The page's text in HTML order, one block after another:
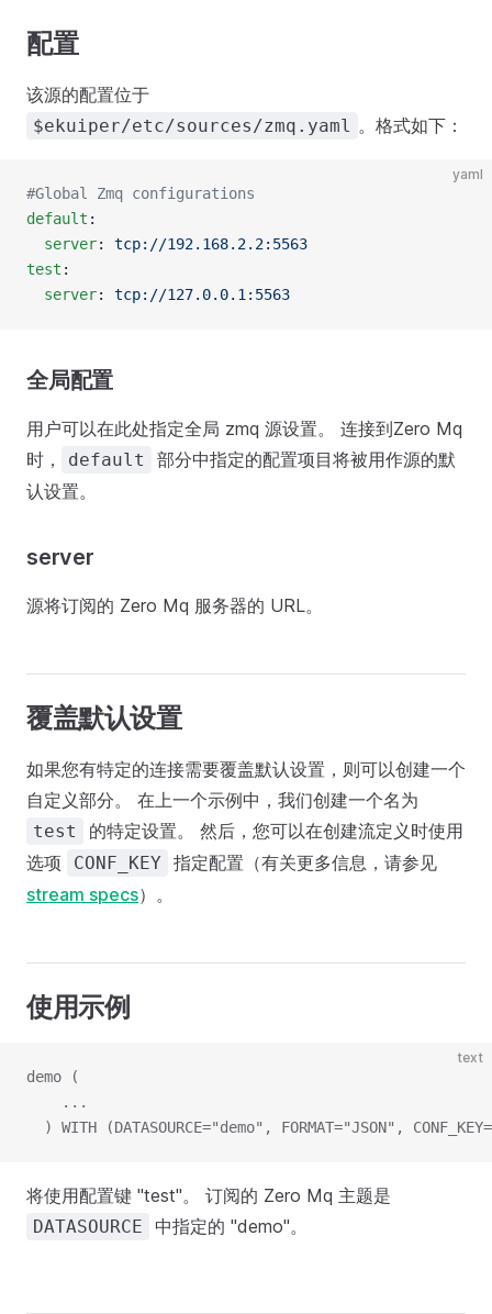
配置
该源的配置位于
$ekuiper/etc/sources/zmq.yaml 。格式如下：
yaml
#Global Zmq configurations
default :
  server
: tcp://192.168.2.2:5563
test :
  server
: tcp://127.0.0.1:5563
全局配置
用户可以在此处指定全局 zmq 源设置。 连接到Zero Mq
时，
default
部分中指定的配置项目将被用作源的默
认设置。
server
源将订阅的 Zero Mq 服务器的 URL。
覆盖默认设置
如果您有特定的连接需要覆盖默认设置，则可以创建一个
自定义部分。 在上一个示例中，我们创建一个名为
test
的特定设置。 然后，您可以在创建流定义时使用
选项
CONF_KEY
指定配置（有关更多信息，请参见
stream specs）。
使用示例
text
demo (
    ...
) WITH (DATASOURCE="demo", FORMAT="JSON",
将使用配置键 "test"。 订阅的 Zero Mq 主题是
DATASOURCE 中指定的 "demo"。